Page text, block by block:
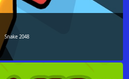
Snake 2048